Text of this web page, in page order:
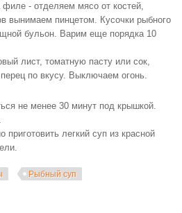
- отделяем мясо от костей,
вынимаем пинцетом. Кусочки рыбного
бульон. Варим еще порядка 10
лист, томатную пасту или сок,
по вкусу. Выключаем огонь.
не менее 30 минут под крышкой.
легкий суп из красной
Рыбный суп